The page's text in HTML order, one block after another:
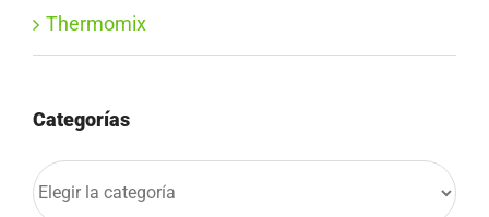
Thermomix
Categorías
Categorías